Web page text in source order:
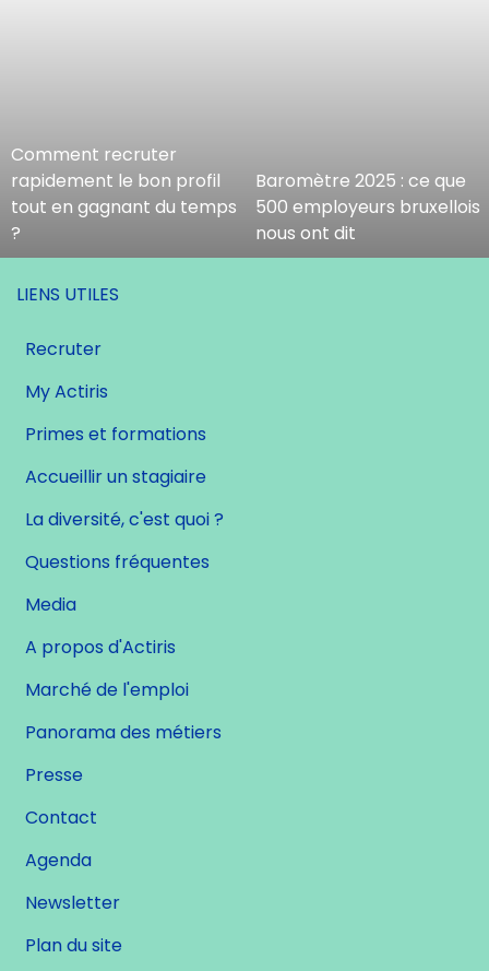
Comment recruter
rapidement le bon profil
tout en gagnant du temps
?
Baromètre 2025 : ce que
500 employeurs bruxellois
nous ont dit
LIENS UTILES
Recruter
My Actiris
Primes et formations
Accueillir un stagiaire
La diversité, c'est quoi ?
Questions fréquentes
Media
A propos d'Actiris
Marché de l'emploi
Panorama des métiers
Presse
Contact
Agenda
Newsletter
Plan du site